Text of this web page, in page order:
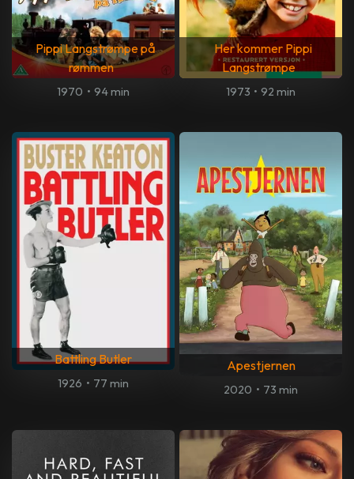
Pippi Langstrømpe på
rømmen
1970 • 94 min
Her kommer Pippi
Langstrømpe
1973 • 92 min
Battling Butler
1926 • 77 min
Apestjernen
2020 • 73 min